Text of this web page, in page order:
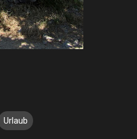
Urlaub